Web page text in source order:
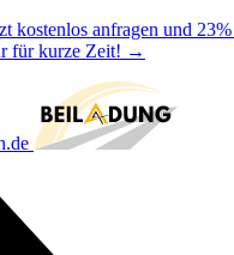
kostenlos anfragen und
für kurze Zeit! →